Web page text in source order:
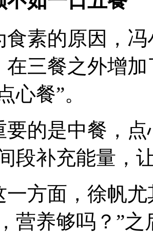
的原因，冯
在三餐之外增
心餐”。
是中餐，点
段补充能量，
面，徐帆尤
营养够吗？”